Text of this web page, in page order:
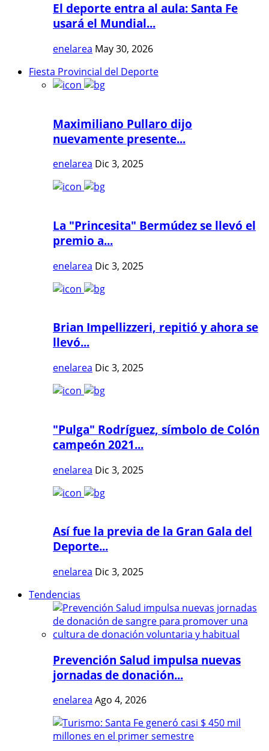
El deporte entra al aula: Santa Fe
usará el Mundial...
enelarea May 30, 2026
Fiesta Provincial del Deporte
Maximiliano Pullaro dijo
nuevamente presente...
enelarea Dic 3, 2025
La "Princesita" Bermúdez se llevó el
premio a...
enelarea Dic 3, 2025
Brian Impellizzeri, repitió y ahora se
llevó...
enelarea Dic 3, 2025
"Pulga" Rodríguez, símbolo de Colón
campeón 2021...
enelarea Dic 3, 2025
Así fue la previa de la Gran Gala del
Deporte...
enelarea Dic 3, 2025
Tendencias
Prevención Salud impulsa nuevas
jornadas de donación...
enelarea Ago 4, 2026